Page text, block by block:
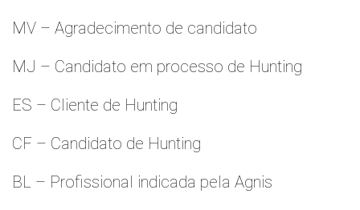
MV – Agradecimento de candidato
MJ – Candidato em processo de Hunting
ES – Cliente de Hunting
CF – Candidato de Hunting
BL – Profissional indicada pela Agnis